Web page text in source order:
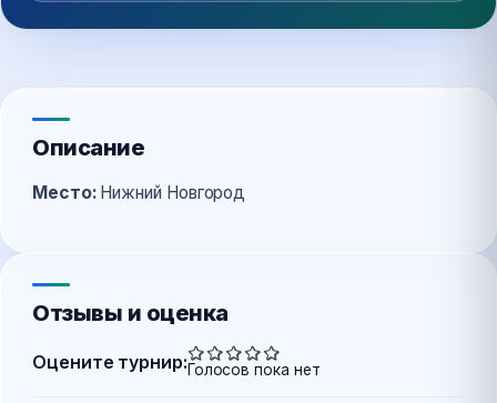
Описание
Место:Нижний Новгород
Отзывы и оценка
Оцените турнир:Голосов пока нет